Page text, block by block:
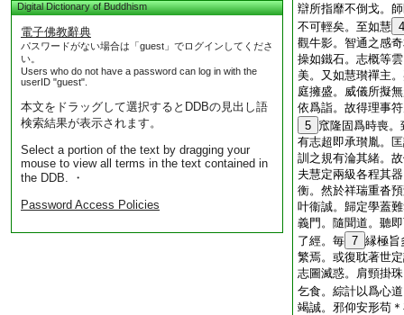
Digital Dictionary of Buddhism
電子佛教辭典
パスワードがない場合は「guest」でログインしてくださ
い。
Users who do not have a password can log in with the
userID "guest".
本文をドラッグして選択するとDDBの見出し語
検索結果が表示されます。
Select a portion of the text by dragging your
mouse to view all terms in the text contained in
the DDB. ・
Password Access Policies
辯所指靡不倒戈。
不可輕矣。至如慧 4
觀牛影。智通之感
操如鐵石。志概等
美。又如慧瓉禪主
庭擁盛。威儀所擬
依爲詣。故得理事
5 窊隆固爲時喪。
有志超即承瓉胤。
訓之規有淪其緒。
夫慧定兩級各程其
衡。然於祥瑞重沓
叶衞誠。歸定學蓋
義門。隨聞道。聽
了經。毎 7 縁極旨
繁焉。或復耽著世
志圖滅惑。肩頸掛
乞食。綜計以爲心
竭誠。邪仰安形苟